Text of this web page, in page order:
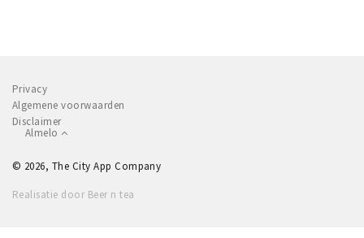
Privacy
Algemene voorwaarden
Disclaimer
Almelo
© 2026, The City App Company
Realisatie door Beer n tea